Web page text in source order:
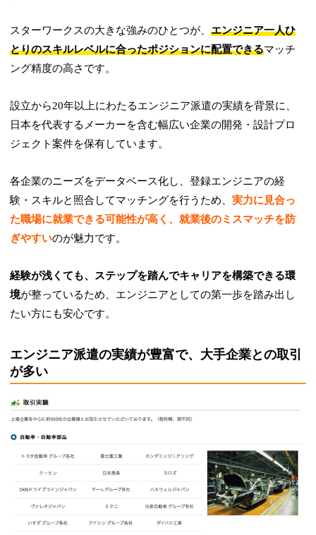
スターワークスの大きな強みのひとつが、エンジニア一人ひ
とりのスキルレベルに合ったポジションに配置できるマッチ
ング精度の高さです。
設立から20年以上にわたるエンジニア派遣の実績を背景に、
日本を代表するメーカーを含む幅広い企業の開発・設計プロ
ジェクト案件を保有しています。
各企業のニーズをデータベース化し、登録エンジニアの経
験・スキルと照合してマッチングを行うため、実力に見合っ
た職場に就業できる可能性が高く、就業後のミスマッチを防
ぎやすいのが魅力です。
経験が浅くても、ステップを踏んでキャリアを構築できる環
境が整っているため、エンジニアとしての第一歩を踏み出し
たい方にも安心です。
エンジニア派遣の実績が豊富で、大手企業との取引
が多い